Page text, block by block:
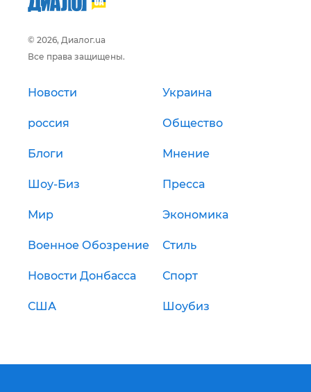
© 2026, Диалог.ua
Все права защищены.
Новости Украина
россия Общество
Блоги Мнение
Шоу-Биз Пресса
Мир Экономика
Военное Обозрение Стиль
Новости Донбасса Спорт
США Шоубиз